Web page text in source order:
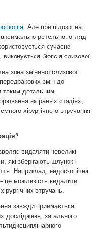
. Але при підозрі на
ретельно: огляд
сучасне
біопсія слизової.
зона зміненої слизової
змін до
таким детальним
на ранніх стадіях,
хірургічного втручання
видаляти невеликі
які зберігають шлунок і
Наприклад, ендоскопічна
це можливість видалити
втручань.
завжди приймається
досліджень, загального